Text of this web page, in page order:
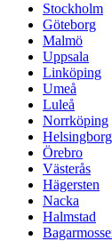
Stockholm
Göteborg
Malmö
Uppsala
Linköping
Umeå
Luleå
Norrköping
Helsingborg
Örebro
Västerås
Hägersten
Nacka
Halmstad